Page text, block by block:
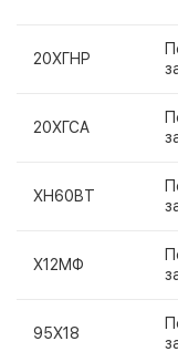
20ХГНР
20ХГСА
ХН60ВТ
Х12МФ
95Х18